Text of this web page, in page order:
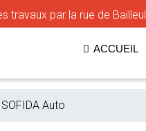
travaux par la rue de Bailleul
ACCUEIL
Auto